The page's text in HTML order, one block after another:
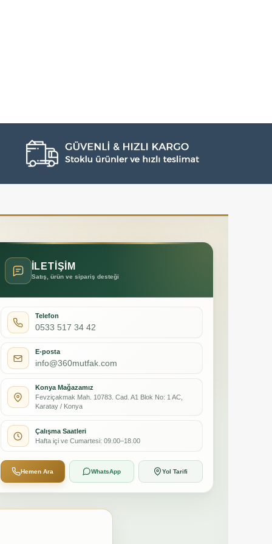
İLETİŞİM
Satış, ürün ve sipariş desteği
Telefon
0533 517 34 42
E-posta
info@360mutfak.com
Konya Mağazamız
Fevziçakmak Mah. 10783. Cad. A1 Blok No: 1 AC,
Karatay / Konya
Çalışma Saatleri
Hafta içi ve Cumartesi: 09.00–18.00
Hemen Ara WhatsApp Yol Tarifi